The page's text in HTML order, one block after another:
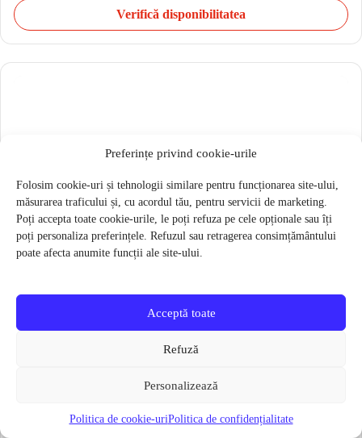
Preferințe privind cookie-urile
Folosim cookie-uri și tehnologii similare pentru funcționarea site-ului,
măsurarea traficului și, cu acordul tău, pentru servicii de marketing.
Poți accepta toate cookie-urile, le poți refuza pe cele opționale sau îți
poți personaliza preferințele. Refuzul sau retragerea consimțământului
poate afecta anumite funcții ale site-ului.
Acceptă toate
Refuză
Personalizează
Politica de cookie-uriPolitica de confidențialitate
Verifică disponibilitatea
Butuc pedalier Shimano SM-BB71-41B PRESS FIT 86.5MM